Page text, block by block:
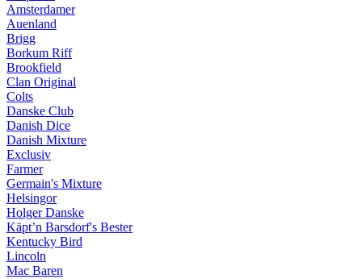
Amsterdamer
Auenland
Brigg
Borkum Riff
Brookfield
Clan Original
Colts
Danske Club
Danish Dice
Danish Mixture
Exclusiv
Farmer
Germain's Mixture
Helsingor
Holger Danske
Käpt’n Barsdorf's Bester
Kentucky Bird
Lincoln
Mac Baren